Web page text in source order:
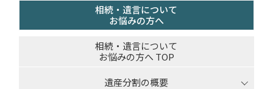
相続・遺言について
お悩みの方へ
相続・遺言について
お悩みの方へ TOP
遺産分割の概要